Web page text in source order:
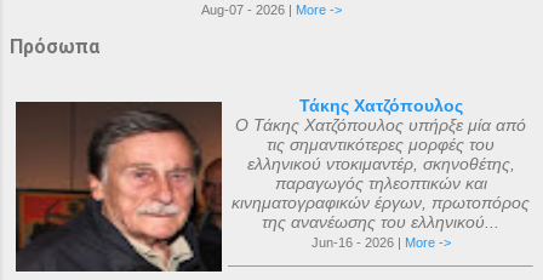
Aug-07 - 2026 | More ->
Πρόσωπα
Τάκης Χατζόπουλος
Ο Τάκης Χατζόπουλος υπήρξε μία από
τις σημαντικότερες μορφές του
ελληνικού ντοκιμαντέρ, σκηνοθέτης,
παραγωγός τηλεοπτικών και
κινηματογραφικών έργων, πρωτοπόρος
της ανανέωσης του ελληνικού...
Jun-16 - 2026 | More ->